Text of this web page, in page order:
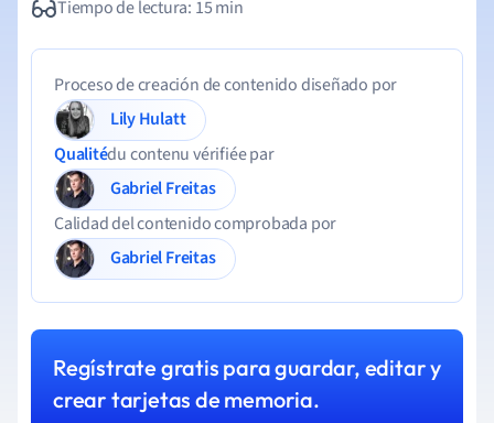
Tiempo de lectura: 15 min
Proceso de creación de contenido diseñado por
Lily Hulatt
Qualitédu contenu vérifiée par
Gabriel Freitas
Calidad del contenido comprobada por
Gabriel Freitas
Regístrate gratis para guardar, editar y
crear tarjetas de memoria.